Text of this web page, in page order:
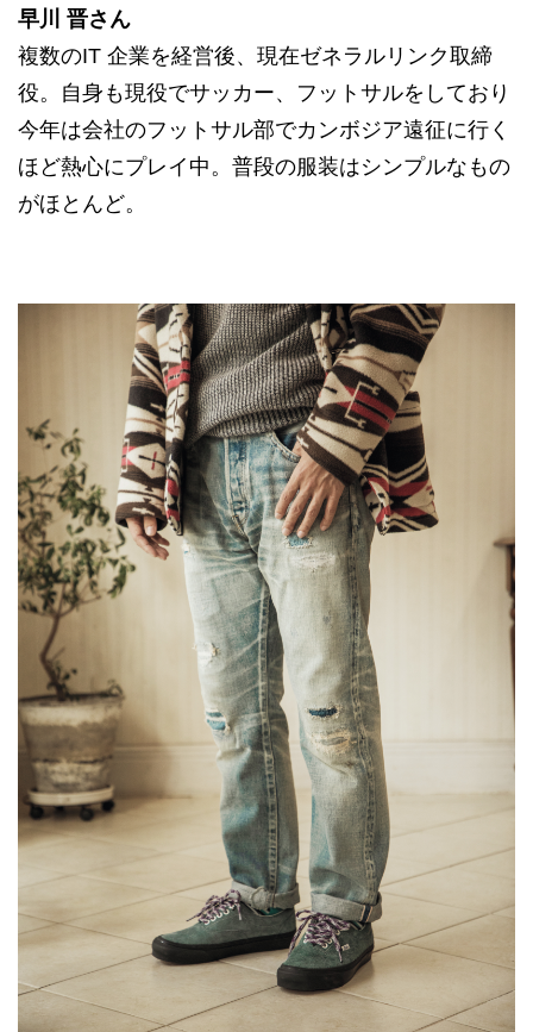
早川 晋さん
複数のIT 企業を経営後、現在ゼネラルリンク取締
役。自身も現役でサッカー、フットサルをしており
今年は会社のフットサル部でカンボジア遠征に行く
ほど熱心にプレイ中。普段の服装はシンプルなもの
がほとんど。